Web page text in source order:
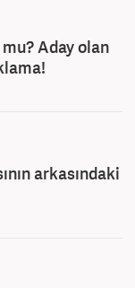
Aday olan
arkasındaki